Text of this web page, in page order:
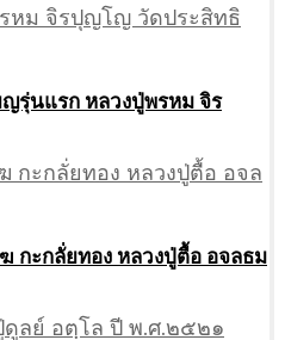
รุ่นแรก หลวงปู่พรหม จิร
กะกลั่ยทอง หลวงปู่ตื้อ อจลธม